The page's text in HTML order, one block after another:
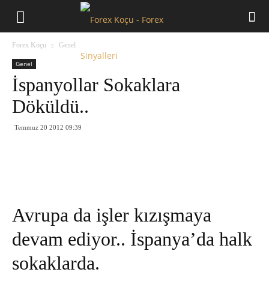
Forex Koçu Genel
Genel
İspanyollar Sokaklara
Döküldü..
Temmuz 20 2012 09:39
Avrupa da işler kızışmaya
devam ediyor.. İspanya’da halk
sokaklarda.